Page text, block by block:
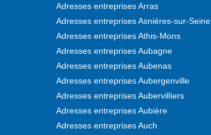
Adresses entreprises Arras
Adresses entreprises Asnières-sur-Seine
Adresses entreprises Athis-Mons
Adresses entreprises Aubagne
Adresses entreprises Aubenas
Adresses entreprises Aubergenville
Adresses entreprises Aubervilliers
Adresses entreprises Aubière
Adresses entreprises Auch